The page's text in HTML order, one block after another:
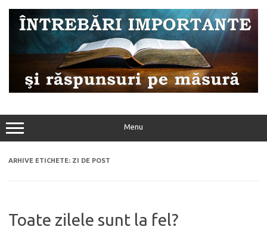
conținut
Menu
ARHIVE ETICHETE: ZI DE POST
Toate zilele sunt la fel?